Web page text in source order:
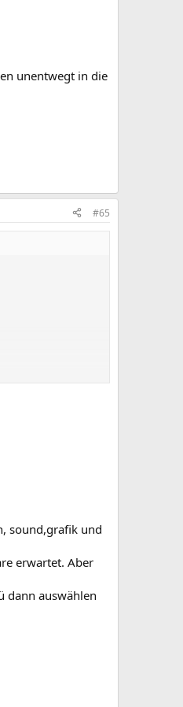
unentwegt in die
#65
sound,grafik und
erwartet. Aber
dann auswählen